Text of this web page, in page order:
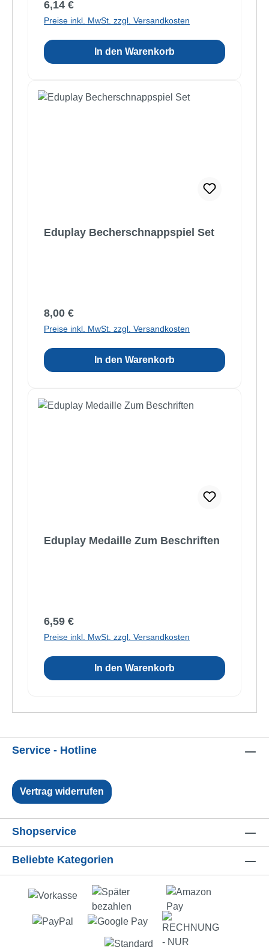
Regulärer Preis:
6,14 €
Preise inkl. MwSt. zzgl. Versandkosten
In den Warenkorb
Eduplay Becherschnappspiel Set
Regulärer Preis:
8,00 €
Preise inkl. MwSt. zzgl. Versandkosten
In den Warenkorb
Eduplay Medaille Zum Beschriften
Regulärer Preis:
6,59 €
Preise inkl. MwSt. zzgl. Versandkosten
In den Warenkorb
Service - Hotline
Vertrag widerrufen
Shopservice
Beliebte Kategorien